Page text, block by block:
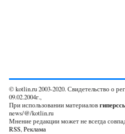
© kotlin.ru 2003-2020. Свидетельство о
09.02.2004г.,
При использовании материалов
news/@/kotlin.ru
Мнение редакции может не всегда
RSS,Реклама